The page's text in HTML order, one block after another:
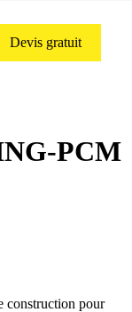
Devis gratuit
PCM
construction pour